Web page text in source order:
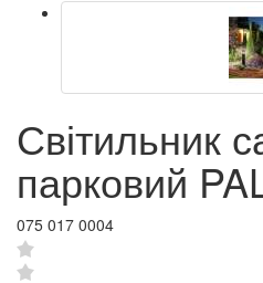
Світильник
парковий
075 017 0004